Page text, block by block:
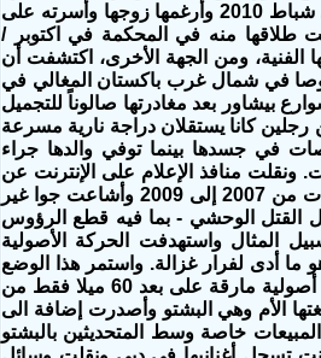
شخصياً تهديدات الحركة الأصولية وهناك تزوجت جهانجير خان، في فبراير / شباط 2010 وأرغمها زوجها وأسرته على
طلاقها منه في المحكمة في اكتوبر /
لحياتها الفنية، ومن الجهة الأخرى، اكتشفت أن
في شمال غرب باكستان المغالي في
بيشاور بعد مغادرتها صالوناً للتجميل
كانا يستقلان دراجة نارية مسرعة
في جسدها بينما توفي والدها جراء
منافذ الإعلام على الإنترنت عن
ديلاوار بنغاش ومن المعروف أن طالبان فرضت هيمنتها بالكامل على سوات من 2007 إلى 2009 وأشاعت جوا غير
القتل الوحشي - بما فيه قطع الرؤوس
المثال واستهدفت الحركة الأصولية
أدى لفرار غزالة. واستمر هذا الوضع
الى أن أصدرت الحكومة أوامرها الى الجيش الباكستاني باستعادة «منطقة أصولية مارقة على بعد 60 ميلا فقط من
الأم وهي البشتو وأصدرت إضافة الى
الفترة 2009 - 2011 كانت بين أفضل المبيعات خاصة وسط المتحديثين بالبشتو